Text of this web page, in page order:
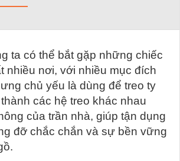
ta có thể bắt gặp những chiếc
nhiều nơi, với nhiều mục đích
chủ yếu là dùng để treo ty
các hệ treo khác nhau
của trần nhà, giúp tận dụng
đỡ chắc chắn và sự bền vững